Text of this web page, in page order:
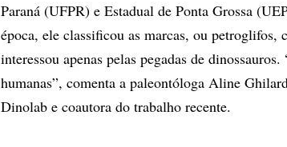
Paraná (UFPR) e Estadual de Ponta Grossa
época, ele classificou as marcas, ou
interessou apenas pelas pegadas de
humanas”, comenta a paleontóloga Aline
Dinolab e coautora do trabalho recente.